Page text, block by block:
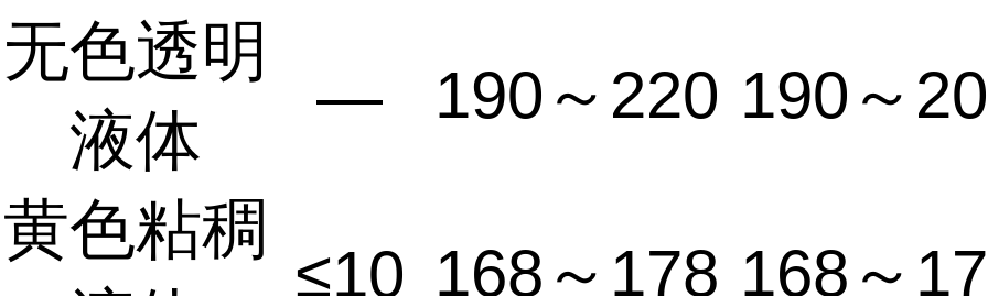
无色透明
液体
— 190～220 190～
黄色粘稠
≤10 168～178 168～